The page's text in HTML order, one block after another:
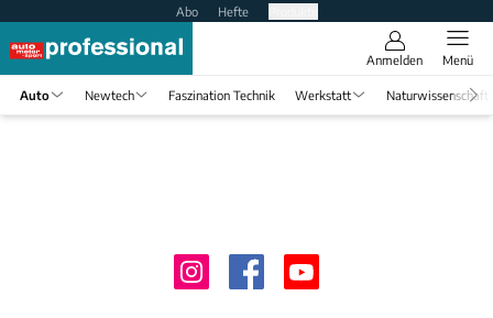
Abo Hefte
Anmelden Menü
Auto Newtech Faszination Technik Werkstatt Naturwissenschaft